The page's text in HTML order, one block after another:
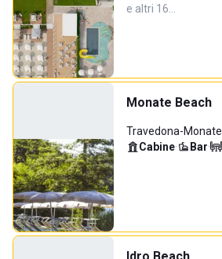
e altri 16…
Monate Beach
Travedona-Monate
Cabine· Bar·